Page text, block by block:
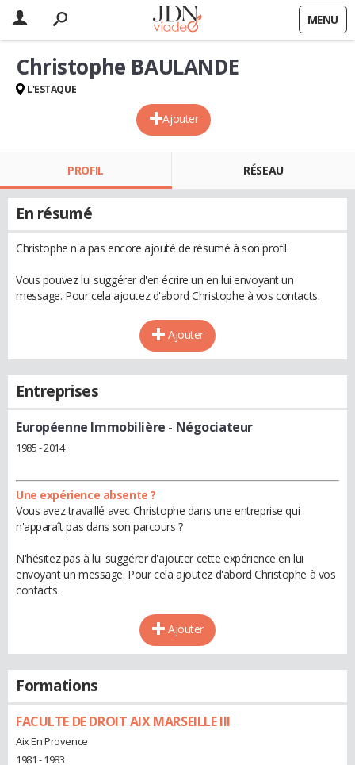
MENU
Ajouter
Christophe BAULANDE
L'ESTAQUE
PROFIL RÉSEAU
En résumé
Christophe n'a pas encore ajouté de résumé à son profil.
Vous pouvez lui suggérer d'en écrire un en lui envoyant un
message. Pour cela ajoutez d'abord Christophe à vos contacts.
Ajouter
Entreprises
Européenne Immobilière - Négociateur
1985 - 2014
Une expérience absente ?
Vous avez travaillé avec Christophe dans une entreprise qui
n'apparaît pas dans son parcours ?
N'hésitez pas à lui suggérer d'ajouter cette expérience en lui
envoyant un message. Pour cela ajoutez d'abord Christophe à vos
contacts.
Ajouter
Formations
FACULTE DE DROIT AIX MARSEILLE III
Aix En Provence
1981 - 1983